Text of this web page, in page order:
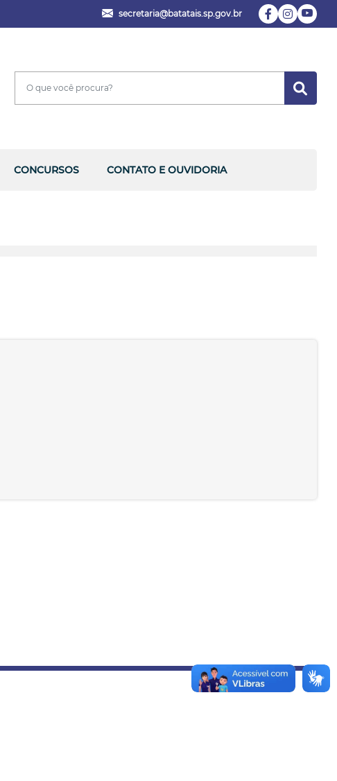
secretaria@batatais.sp.gov.br
CONCURSOS CONTATO E OUVIDORIA